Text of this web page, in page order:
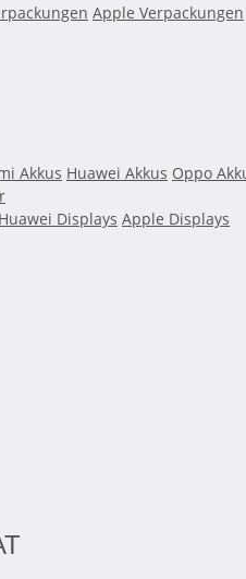
Apple Verpackungen
Akkus Huawei Akkus Oppo
Huawei Displays Apple Displays